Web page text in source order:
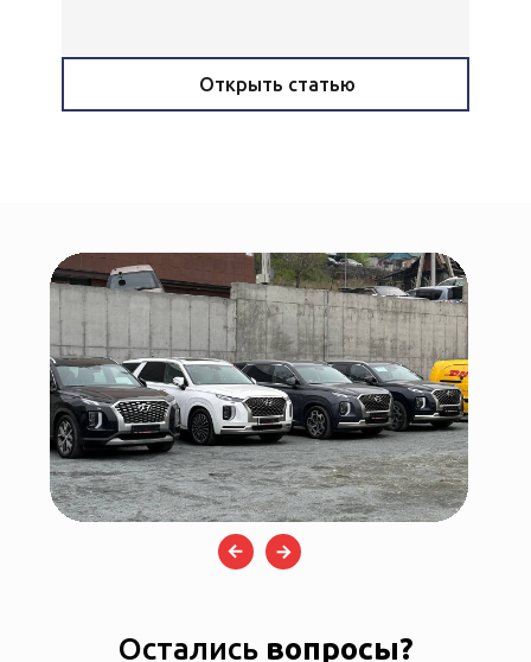
Открыть статью
Остались вопросы?